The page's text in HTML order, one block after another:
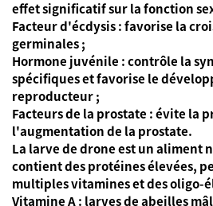
effet significatif sur la fonction
Facteur d'écdysis : favorise la
germinales ;
Hormone juvénile : contrôle la
spécifiques et favorise le
reproducteur ;
Facteurs de la prostate : évite la
l'augmentation de la prostate.
La larve de drone est un
contient des protéines élevées,
multiples vitamines et des oligo-
Vitamine A : larves de abeilles